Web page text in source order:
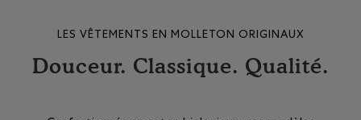
LES VÊTEMENTS EN MOLLETON ORIGINAUX
Douceur. Classique. Qualité.